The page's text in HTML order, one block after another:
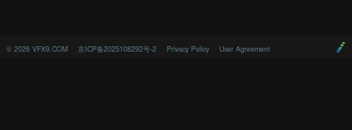
© 2026 VFX9.COM 京ICP备2025108292号-2 Privacy Policy User Agreement